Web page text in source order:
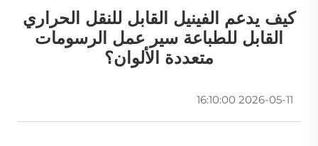
كيف يدعم الفينيل القابل للنقل الحراري
القابل للطباعة سير عمل الرسومات
متعددة الألوان؟
2026-05-11 16:10:00